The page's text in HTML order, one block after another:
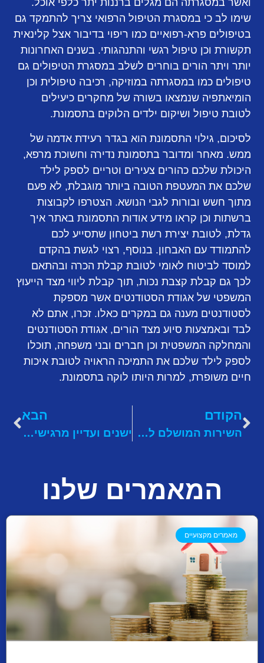
ואשר במסגרתה הם מגלים ברננות יתר כלפי אוכל.
שימו לב כי במסגרת הטיפול הרפואי צריך להתמקד גם
בטיפולים פרא-רפואיים כמו ריפוי בדיבור אצל קלינאית
תקשורת וכן טיפול רגשי והתנהגותי. בשנים האחרונות
יותר ויתר הורים בוחרים לשלב במסגרת הטיפולים גם
טיפולים כמו במסגרתה במוזיקה, רכיבה טיפולית וכן
הומיאתפיה שנמצאו בשורה של מחקרים כיעילים
לטובת טיפול ושיקום ילדים הלוקים בתסמונת.
לסיכום, גילוי התסמונת הוא בגדר רעידת אדמה של
ממש. מאחר ומדובר בתסמונת נדירה וחשוכת מרפא,
היכולת שלכם כהורים צעירים וטריים לספק לילד
שלכם את המעטפת הטובה ביותר מוגבלת, לא פעם
מתוך חשש ובורות לגבי הנושא. הצטרפו לקבוצות
ברשתות וכן קראו מידע אודות התסמונת באתר איך
גדלת, לטובת יצירת רשת ביטחון שתסייע לכם
להתמודד עם האבחון. בנוסף, רצוי לגשת בהקדם
למוסד לביטוח לאומי לטובת קבלת הכרה ובהתאם
לכך גם קבלת קצבת נכות, תוך קבלת ליווי מצד הייעוץ
המשפטי של אגודת הסטודנטים אשר מספקת
לסטודנטים מענה גם במקרים כאלו. זכרו, אתם לא
לבד ובאמצעות סיוע מצד הורים, אגודת הסטודנטים
והמחלקה המשפטית וכן חברים ובני משפחה, תוכלו
לספק לילד שלכם את התמיכה הראויה לטובת איכות
חיים משופרת, למרות היותו לוקה בתסמונת.
הקודם
השירות המושלם לסטודנטים: אתר "עותקים" מציע שירות הדפסת חוברות אונליין!
הבא
ישנים ועדיין מרגישים עייפים? יש מה לעשות
המאמרים שלנו
מאמרים מקצועיים